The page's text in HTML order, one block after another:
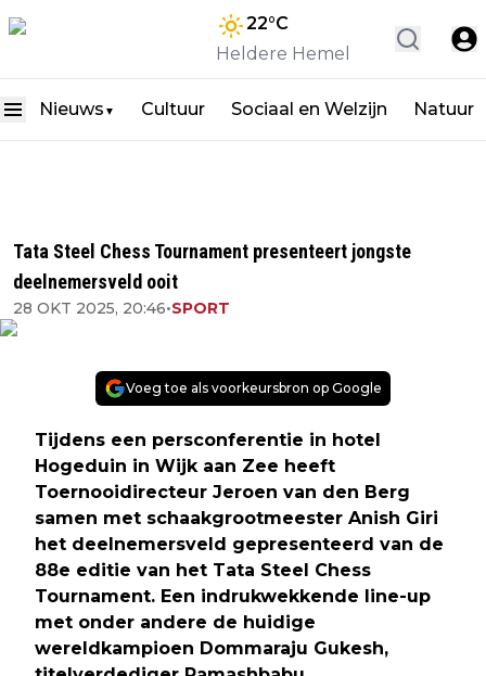
22°C
Heldere Hemel
Nieuws ▼ Cultuur Sociaal en Welzijn Natuur
Tata Steel Chess Tournament presenteert jongste
deelnemersveld ooit
28 OKT 2025, 20:46•SPORT
Voeg toe als voorkeursbron op Google
Tijdens een persconferentie in hotel
Hogeduin in Wijk aan Zee heeft
Toernooidirecteur Jeroen van den Berg
samen met schaakgrootmeester Anish Giri
het deelnemersveld gepresenteerd van de
88e editie van het Tata Steel Chess
Tournament. Een indrukwekkende line-up
met onder andere de huidige
wereldkampioen Dommaraju Gukesh,